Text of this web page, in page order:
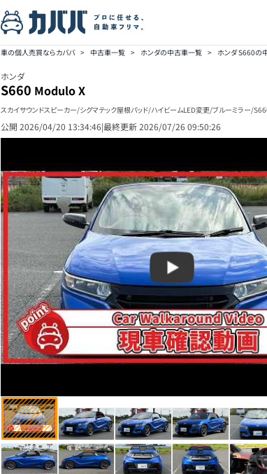
車の個人売買ならカババ > 中古車一覧 > ホンダの中古車一覧 > ホンダ S660の
ホンダ
S660 Modulo X
スカイサウンドスピーカー/シグマテック屋根パッド/ハイビームLED変更/ブルーミラー/
公開 2026/04/20 13:34:46|最終更新2026/07/26 09:50:26